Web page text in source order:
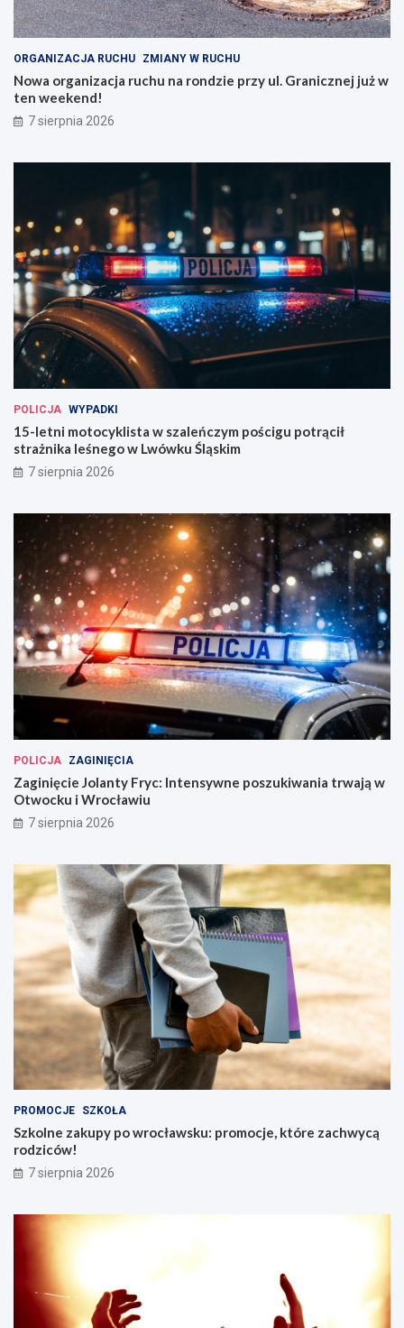
ORGANIZACJA RUCHU ZMIANY W RUCHU
Nowa organizacja ruchu na rondzie przy ul. Granicznej już w
ten weekend!
7 sierpnia 2026
POLICJA WYPADKI
15-letni motocyklista w szaleńczym pościgu potrącił
strażnika leśnego w Lwówku Śląskim
7 sierpnia 2026
POLICJA ZAGINIĘCIA
Zaginięcie Jolanty Fryc: Intensywne poszukiwania trwają w
Otwocku i Wrocławiu
7 sierpnia 2026
PROMOCJE SZKOŁA
Szkolne zakupy po wrocławsku: promocje, które zachwycą
rodziców!
7 sierpnia 2026